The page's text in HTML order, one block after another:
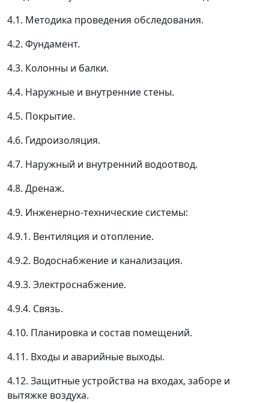
4.1. Методика проведения обследования.
4.2. Фундамент.
4.3. Колонны и балки.
4.4. Наружные и внутренние стены.
4.5. Покрытие.
4.6. Гидроизоляция.
4.7. Наружный и внутренний водоотвод.
4.8. Дренаж.
4.9. Инженерно-технические системы:
4.9.1. Вентиляция и отопление.
4.9.2. Водоснабжение и канализация.
4.9.3. Электроснабжение.
4.9.4. Связь.
4.10. Планировка и состав помещений.
4.11. Входы и аварийные выходы.
4.12. Защитные устройства на входах, заборе и
вытяжке воздуха.